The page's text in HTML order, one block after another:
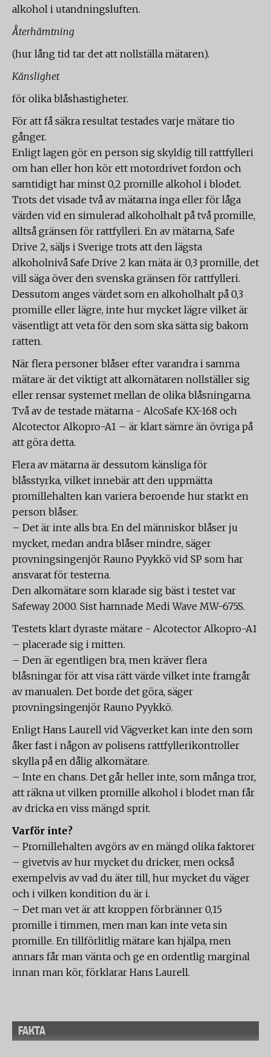
alkohol i utandningsluften.
Återhämtning
(hur lång tid tar det att nollställa mätaren).
Känslighet
för olika blåshastigheter.
För att få säkra resultat testades varje mätare tio
gånger.
Enligt lagen gör en person sig skyldig till rattfylleri
om han eller hon kör ett motordrivet fordon och
samtidigt har minst 0,2 promille alkohol i blodet.
Trots det visade två av mätarna inga eller för låga
värden vid en simulerad alkoholhalt på två promille,
alltså gränsen för rattfylleri. En av mätarna, Safe
Drive 2, säljs i Sverige trots att den lägsta
alkoholnivå Safe Drive 2 kan mäta är 0,3 promille, det
vill säga över den svenska gränsen för rattfylleri.
Dessutom anges värdet som en alkoholhalt på 0,3
promille eller lägre, inte hur mycket lägre vilket är
väsentligt att veta för den som ska sätta sig bakom
ratten.
När flera personer blåser efter varandra i samma
mätare är det viktigt att alkomätaren nollställer sig
eller rensar systemet mellan de olika blåsningarna.
Två av de testade mätarna - AlcoSafe KX-168 och
Alcotector Alkopro-A1 – är klart sämre än övriga på
att göra detta.
Flera av mätarna är dessutom känsliga för
blåsstyrka, vilket innebär att den uppmätta
promillehalten kan variera beroende hur starkt en
person blåser.
– Det är inte alls bra. En del människor blåser ju
mycket, medan andra blåser mindre, säger
provningsingenjör Rauno Pyykkö vid SP som har
ansvarat för testerna.
Den alkomätare som klarade sig bäst i testet var
Safeway 2000. Sist hamnade Medi Wave MW-675S.
Testets klart dyraste mätare - Alcotector Alkopro-A1
– placerade sig i mitten.
– Den är egentligen bra, men kräver flera
blåsningar för att visa rätt värde vilket inte framgår
av manualen. Det borde det göra, säger
provningsingenjör Rauno Pyykkö.
Enligt Hans Laurell vid Vägverket kan inte den som
åker fast i någon av polisens rattfyllerikontroller
skylla på en dålig alkomätare.
– Inte en chans. Det går heller inte, som många tror,
att räkna ut vilken promille alkohol i blodet man får
av dricka en viss mängd sprit.
Varför inte?
– Promillehalten avgörs av en mängd olika faktorer
– givetvis av hur mycket du dricker, men också
exempelvis av vad du äter till, hur mycket du väger
och i vilken kondition du är i.
– Det man vet är att kroppen förbränner 0,15
promille i timmen, men man kan inte veta sin
promille. En tillförlitlig mätare kan hjälpa, men
annars får man vänta och ge en ordentlig marginal
innan man kör, förklarar Hans Laurell.
FAKTA